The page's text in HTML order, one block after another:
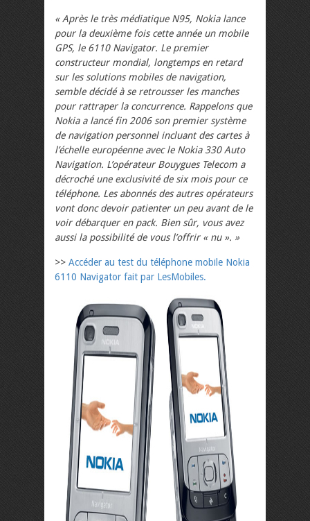
« Après le très médiatique N95, Nokia lance
pour la deuxième fois cette année un mobile
GPS, le 6110 Navigator. Le premier
constructeur mondial, longtemps en retard
sur les solutions mobiles de navigation,
semble décidé à se retrousser les manches
pour rattraper la concurrence. Rappelons que
Nokia a lancé fin 2006 son premier système
de navigation personnel incluant des cartes à
l’échelle européenne avec le Nokia 330 Auto
Navigation. L’opérateur Bouygues Telecom a
décroché une exclusivité de six mois pour ce
téléphone. Les abonnés des autres opérateurs
vont donc devoir patienter un peu avant de le
voir débarquer en pack. Bien sûr, vous avez
aussi la possibilité de vous l’offrir « nu ». »
>> Accéder au test du téléphone mobile Nokia
6110 Navigator fait par LesMobiles.